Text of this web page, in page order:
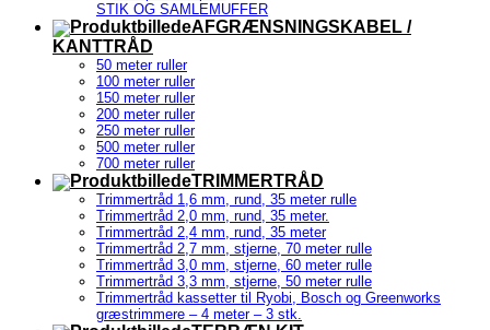
STIK OG SAMLEMUFFER
AFGRÆNSNINGSKABEL /
KANTTRÅD
50 meter ruller
100 meter ruller
150 meter ruller
200 meter ruller
250 meter ruller
500 meter ruller
700 meter ruller
TRIMMERTRÅD
Trimmertråd 1,6 mm, rund, 35 meter rulle
Trimmertråd 2,0 mm, rund, 35 meter.
Trimmertråd 2,4 mm, rund, 35 meter
Trimmertråd 2,7 mm, stjerne, 70 meter rulle
Trimmertråd 3,0 mm, stjerne, 60 meter rulle
Trimmertråd 3,3 mm, stjerne, 50 meter rulle
Trimmertråd kassetter til Ryobi, Bosch og Greenworks
græstrimmere – 4 meter – 3 stk.